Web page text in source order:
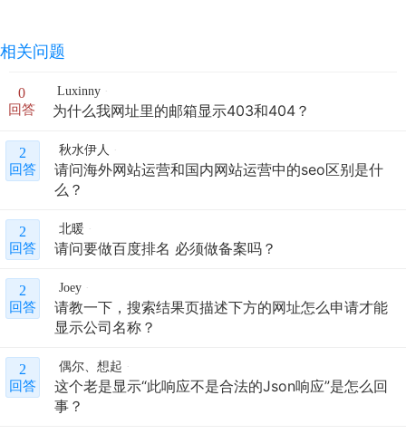
相关问题
0
回答
Luxinny
为什么我网址里的邮箱显示403和404？
2
回答
秋水伊人
请问海外网站运营和国内网站运营中的seo区别是什
么？
2
回答
北暖
请问要做百度排名 必须做备案吗？
2
回答
Joey
请教一下，搜索结果页描述下方的网址怎么申请才能
显示公司名称？
2
回答
偶尔、想起
这个老是显示“此响应不是合法的Json响应”是怎么回
事？